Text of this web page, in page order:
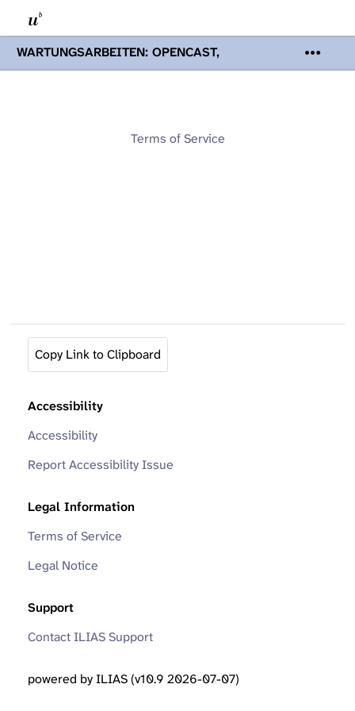
WARTUNGSARBEITEN: OPENCAST,
PODCASTS & TOBIRA
Mi 19. August
Opencast-Videos und Tobira nicht zur
Terms of Service
Copy Link to Clipboard
Accessibility
Accessibility
Report Accessibility Issue
Legal Information
Terms of Service
Legal Notice
Support
Contact ILIAS Support
powered by ILIAS (v10.9 2026-07-07)